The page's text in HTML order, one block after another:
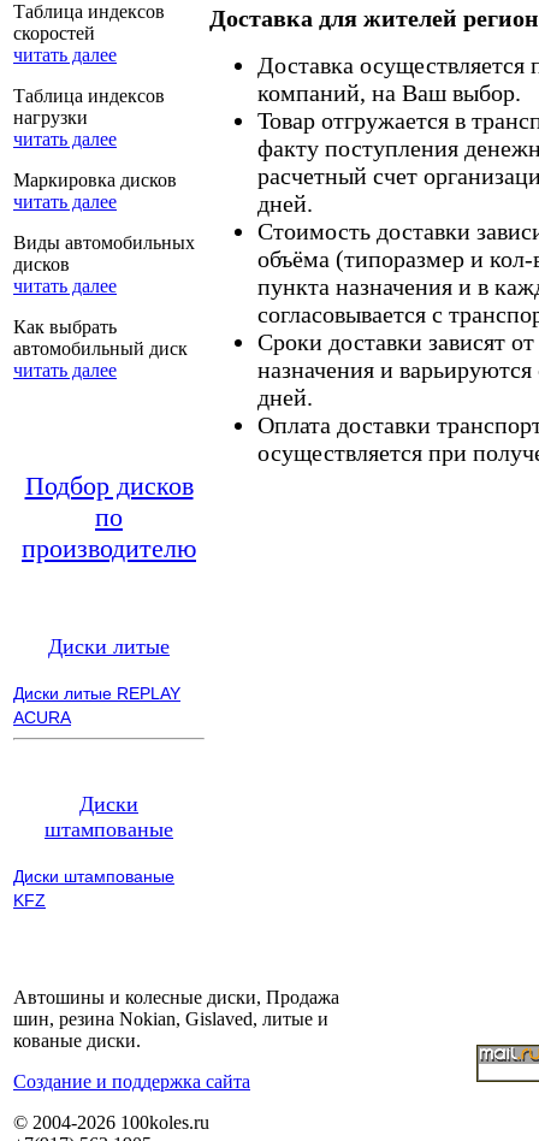
Таблица индексов
скоростей
читать далее
Таблица индексов
нагрузки
читать далее
Маркировка дисков
читать далее
Виды автомобильных
дисков
читать далее
Как выбрать
автомобильный диск
читать далее
Подбор дисков
по
производителю
Диски литые
Диски литые REPLAY
ACURA
Диски
штампованые
Диски штампованые
KFZ
Доставка для жителей
Доставка
компаний, на Ваш выбор.
Товар отгружается в
факту поступления
расчетный счет
дней.
Стоимость доставки
объёма (типоразмер и кол-
пункта назначения и в
согласовывается с
Сроки доставки зависят
назначения и
дней.
Оплата доставки
осуществляется при
Автошины и колесные диски, Продажа
шин, резина Nokian, Gislaved, литые и
кованые диски.
Cоздание и поддержка сайта
© 2004-2026 100koles.ru